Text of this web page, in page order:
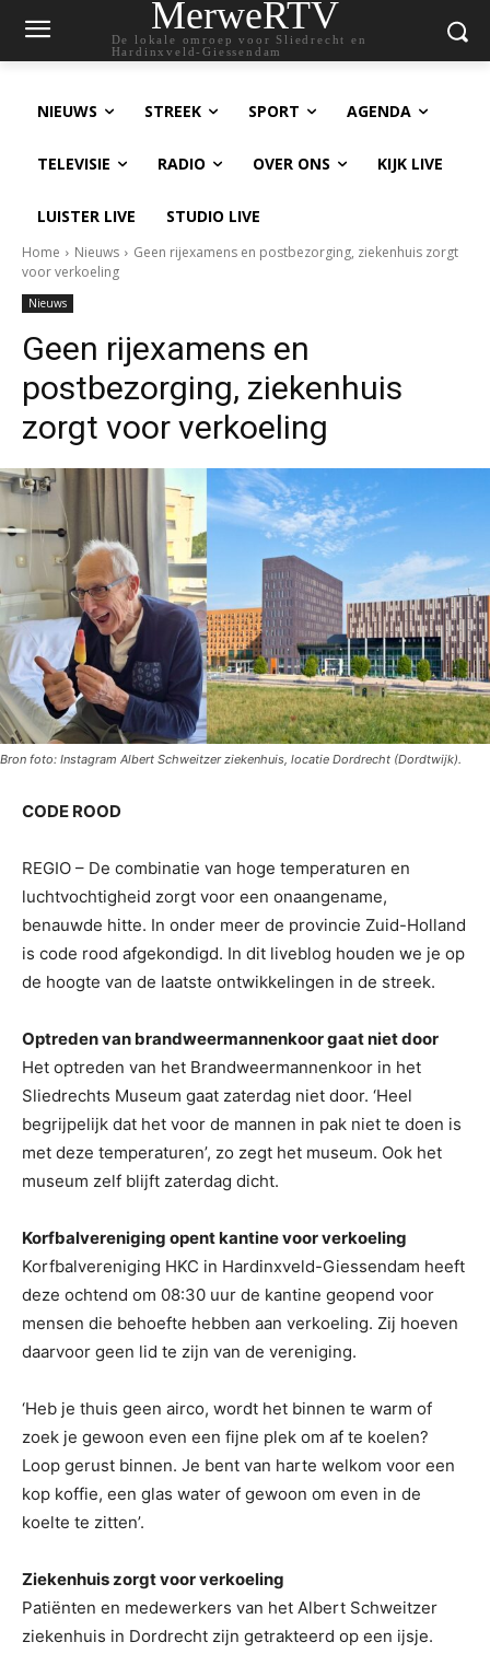
MerweRTV
De lokale omroep voor Sliedrecht en
Hardinxveld-Giessendam
NIEUWS STREEK SPORT AGENDA
TELEVISIE RADIO OVER ONS KIJK LIVE
LUISTER LIVE STUDIO LIVE
Home Nieuws
Geen rijexamens en postbezorging, ziekenhuis zorgt
voor verkoeling
Nieuws
Geen rijexamens en
postbezorging, ziekenhuis
zorgt voor verkoeling
Bron foto: Instagram Albert Schweitzer ziekenhuis, locatie Dordrecht (Dordtwijk).
CODE ROOD
REGIO – De combinatie van hoge temperaturen en
luchtvochtigheid zorgt voor een onaangename,
benauwde hitte. In onder meer de provincie Zuid-Holland
is code rood afgekondigd. In dit liveblog houden we je op
de hoogte van de laatste ontwikkelingen in de streek.
Optreden van brandweermannenkoor gaat niet door
Het optreden van het Brandweermannenkoor in het
Sliedrechts Museum gaat zaterdag niet door. ‘Heel
begrijpelijk dat het voor de mannen in pak niet te doen is
met deze temperaturen’, zo zegt het museum. Ook het
museum zelf blijft zaterdag dicht.
Korfbalvereniging opent kantine voor verkoeling
Korfbalvereniging HKC in Hardinxveld-Giessendam heeft
deze ochtend om 08:30 uur de kantine geopend voor
mensen die behoefte hebben aan verkoeling. Zij hoeven
daarvoor geen lid te zijn van de vereniging.
‘Heb je thuis geen airco, wordt het binnen te warm of
zoek je gewoon even een fijne plek om af te koelen?
Loop gerust binnen. Je bent van harte welkom voor een
kop koffie, een glas water of gewoon om even in de
koelte te zitten’.
Ziekenhuis zorgt voor verkoeling
Patiënten en medewerkers van het Albert Schweitzer
ziekenhuis in Dordrecht zijn getrakteerd op een ijsje.